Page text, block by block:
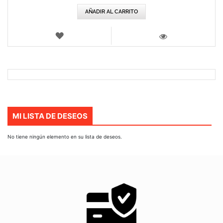
AÑADIR AL CARRITO
LISTA
MI LISTA DE DESEOS
No tiene ningún elemento en su lista de deseos.